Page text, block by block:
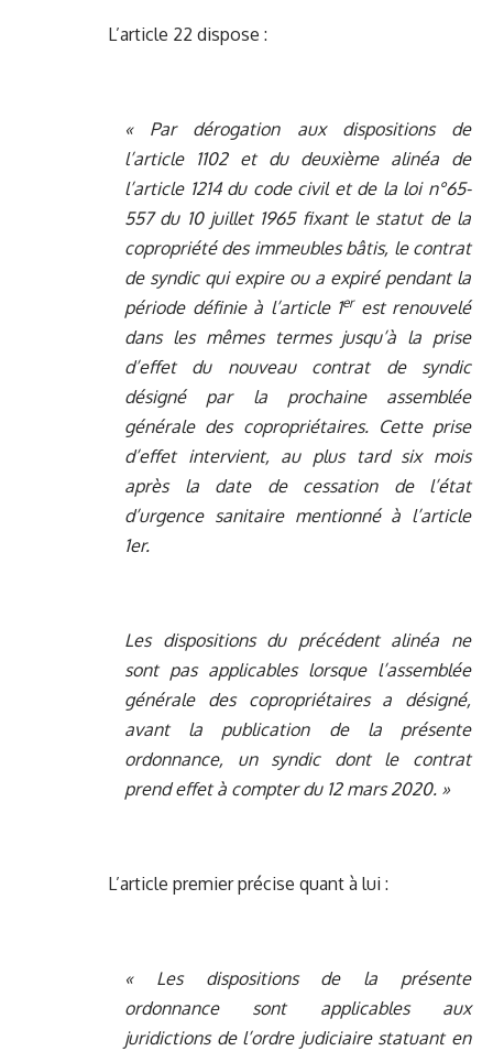
L’article 22 dispose :
« Par dérogation aux dispositions de
l’article 1102 et du deuxième alinéa de
l’article 1214 du code civil et de la loi n°65-
557 du 10 juillet 1965 fixant le statut de la
copropriété des immeubles bâtis, le contrat
de syndic qui expire ou a expiré pendant la
période définie à l’article 1erest renouvelé
dans les mêmes termes jusqu’à la prise
d’effet du nouveau contrat de syndic
désigné par la prochaine assemblée
générale des copropriétaires. Cette prise
d’effet intervient, au plus tard six mois
après la date de cessation de l’état
d’urgence sanitaire mentionné à l’article
1er.
Les dispositions du précédent alinéa ne
sont pas applicables lorsque l’assemblée
générale des copropriétaires a désigné,
avant la publication de la présente
ordonnance, un syndic dont le contrat
prend effet à compter du 12 mars 2020. »
L’article premier précise quant à lui :
« Les dispositions de la présente
ordonnance sont applicables aux
juridictions de l’ordre judiciaire statuant en